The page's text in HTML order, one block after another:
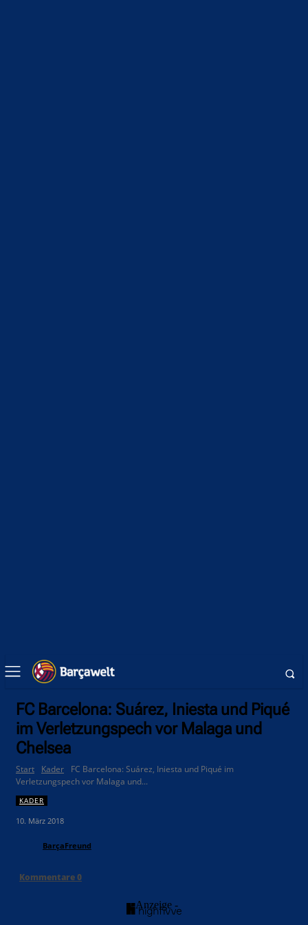
FC Barcelona: Suárez, Iniesta und Piqué
im Verletzungspech vor Malaga und
Chelsea
Start Kader
FC Barcelona: Suárez, Iniesta und Piqué im
Verletzungspech vor Malaga und...
KADER
10. März 2018
BarçaFreund
Kommentare0
- Anzeige -